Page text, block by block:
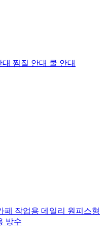
찜질 안대 쿨 안대
페 작업용 데일리 원피스형
방수